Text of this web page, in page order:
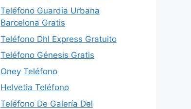
Teléfono Guardia Urbana
Barcelona Gratis
Teléfono Dhl Express Gratuito
Teléfono Génesis Gratis
Oney Teléfono
Helvetia Teléfono
Teléfono De Galería Del